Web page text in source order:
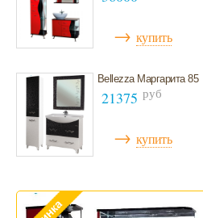
Мебель для ванной 100 см и больше
→ купить
Bellezza Маргарита 85
21375 руб
→ купить